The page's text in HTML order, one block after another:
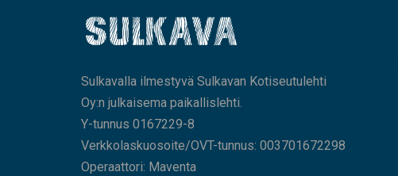
Sulkavalla ilmestyvä Sulkavan Kotiseutulehti
Oy:n julkaisema paikallislehti.
Y-tunnus 0167229-8
Verkkolaskuosoite/OVT-tunnus: 003701672298
Operaattori: Maventa